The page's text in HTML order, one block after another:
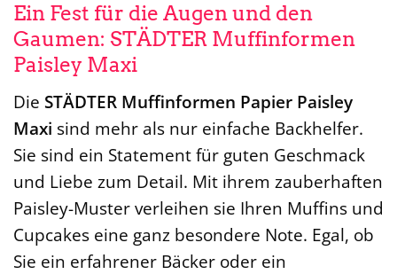
Ein Fest für die Augen und den
Gaumen: STÄDTER Muffinformen
Paisley Maxi
Die STÄDTER Muffinformen Papier Paisley
Maxi sind mehr als nur einfache Backhelfer.
Sie sind ein Statement für guten Geschmack
und Liebe zum Detail. Mit ihrem zauberhaften
Paisley-Muster verleihen sie Ihren Muffins und
Cupcakes eine ganz besondere Note. Egal, ob
Sie ein erfahrener Bäcker oder ein